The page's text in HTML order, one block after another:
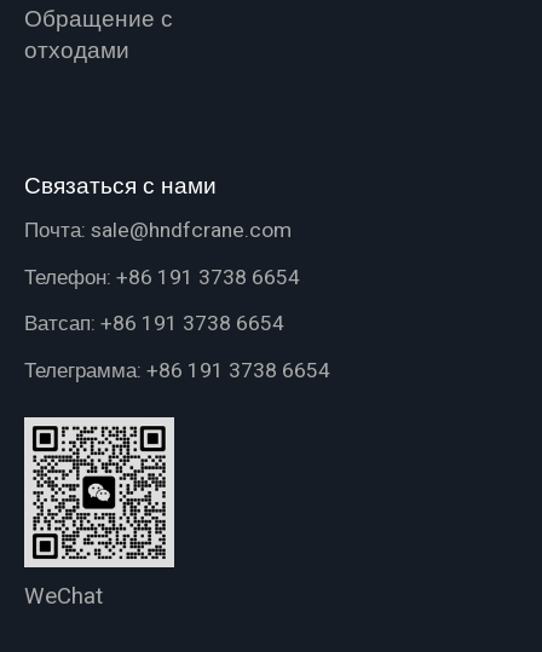
Обращение с
отходами
Связаться с нами
Почта: sale@hndfcrane.com
Телефон: +86 191 3738 6654
Ватсап: +86 191 3738 6654
Телеграмма: +86 191 3738 6654
WeChat